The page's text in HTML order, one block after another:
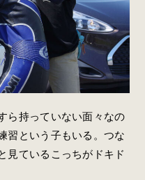
ら持っていない面々なの
習という子もいる。つな
見ているこっちがドキド